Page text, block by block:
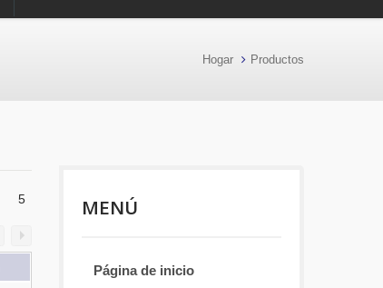
Hogar Productos
5 MENÚ
Página de inicio